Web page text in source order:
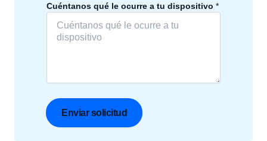
Cuéntanos qué le ocurre a tu dispositivo*
Enviar solicitud